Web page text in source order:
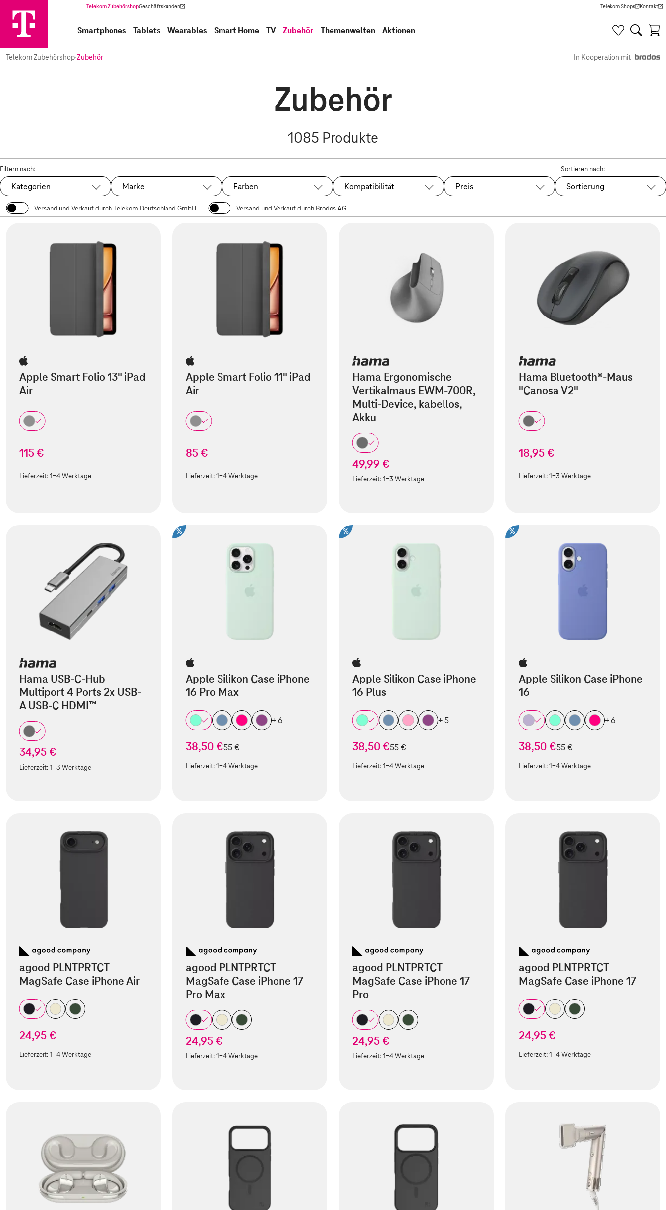
Telekom ZubehörshopGeschäftskunden
(Wird in einem neuen Tab geöffnet) Telekom Shops
(Wird in einem neuen Tab
Kontakt
(Wird in
Smartphones Tablets Wearables Smart Home TV Zubehör Themenwelten Aktionen
Telekom Zubehörshop·Zubehör In Kooperation mit
Zubehör
1085 Produkte
Filtern nach:
Kategorien Marke Farben Kompatibilität Preis
Sortieren nach:
Sortierung
Versand und Verkauf durch Telekom Deutschland GmbH Versand und Verkauf durch Brodos AG
Apple Smart Folio 13" iPad
Air
115 €
Lieferzeit:1-4 Werktage
Apple Smart Folio 11" iPad
Air
85 €
Lieferzeit:1-4 Werktage
Hama Ergonomische
Vertikalmaus EWM-700R,
Multi-Device, kabellos,
Akku
49,99 €
Lieferzeit:1-3 Werktage
Hama Bluetooth®-Maus
"Canosa V2"
18,95 €
Lieferzeit:1-3 Werktage
Hama USB-C-Hub
Multiport 4 Ports 2x USB-
A USB-C HDMI™
34,95 €
Lieferzeit:1-3 Werktage
%
Apple Silikon Case iPhone
16 Pro Max
+ 6
38,50 €statt
55 €
Lieferzeit:1-4 Werktage
%
Apple Silikon Case iPhone
16 Plus
+ 5
38,50 €statt
55 €
Lieferzeit:1-4 Werktage
%
Apple Silikon Case iPhone
16
+ 6
38,50 €statt
55 €
Lieferzeit:1-4 Werktage
agood PLNTPRTCT
MagSafe Case iPhone Air
24,95 €
Lieferzeit:1-4 Werktage
agood PLNTPRTCT
MagSafe Case iPhone 17
Pro Max
24,95 €
Lieferzeit:1-4 Werktage
agood PLNTPRTCT
MagSafe Case iPhone 17
Pro
24,95 €
Lieferzeit:1-4 Werktage
agood PLNTPRTCT
MagSafe Case iPhone 17
24,95 €
Lieferzeit:1-4 Werktage